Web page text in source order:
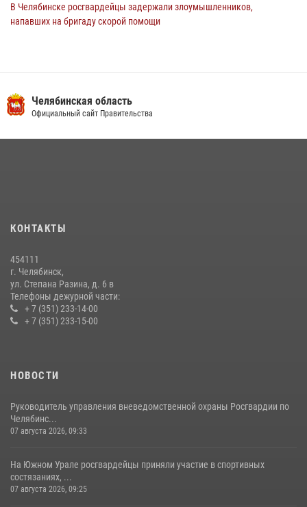
В Челябинске росгвардейцы задержали злоумышленников,
напавших на бригаду скорой помощи
13 июля 2026, 03:02 5
28 июля 2026, 10:38
Челябинская область
Официальный сайт Правительства
КОНТАКТЫ
454111
г. Челябинск,
ул. Степана Разина, д. 6 в
Телефоны дежурной части:
+ 7 (351) 233-14-00
+ 7 (351) 233-15-00
НОВОСТИ
Руководитель управления вневедомственной охраны Росгвардии по
Челябинс...
07 августа 2026, 09:33
На Южном Урале росгвардейцы приняли участие в спортивных
состязаниях, ...
07 августа 2026, 09:25